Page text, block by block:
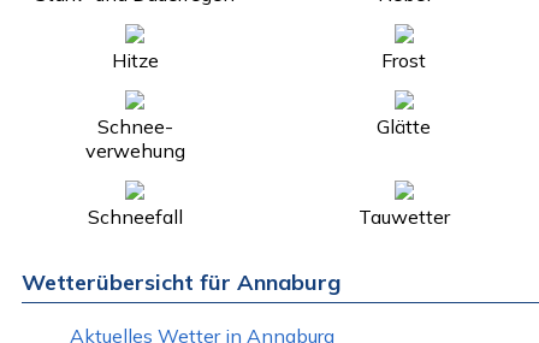
Hitze Frost
Schnee-
verwehung
Glätte
Schneefall Tauwetter
Wetterübersicht für Annaburg
Aktuelles Wetter in Annaburg